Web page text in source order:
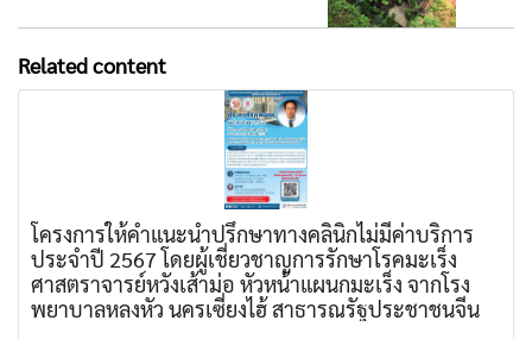
Related content
โครงการให้คำแนะนำปรึกษาทางคลินิกไม่มีค่าบริการ
ประจำปี 2567 โดยผู้เชี่ยวชาญการรักษาโรคมะเร็ง
ศาสตราจารย์หวังเส้าม่อ หัวหน้าแผนกมะเร็ง จากโรง
พยาบาลหลงหัว นครเซี่ยงไฮ้ สาธารณรัฐประชาชนจีน